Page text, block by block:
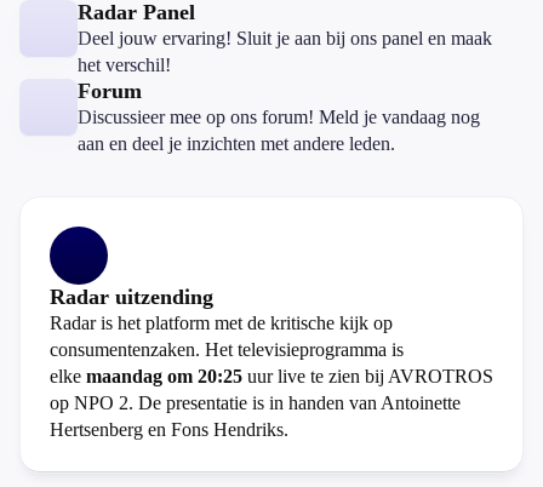
Radar Panel
Deel jouw ervaring! Sluit je aan bij ons panel en maak
het verschil!
Forum
Discussieer mee op ons forum! Meld je vandaag nog
aan en deel je inzichten met andere leden.
Radar uitzending
Radar is het platform met de kritische kijk op
consumentenzaken. Het televisieprogramma is
elke maandag om 20:25 uur live te zien bij AVROTROS
op NPO 2. De presentatie is in handen van Antoinette
Hertsenberg en Fons Hendriks.